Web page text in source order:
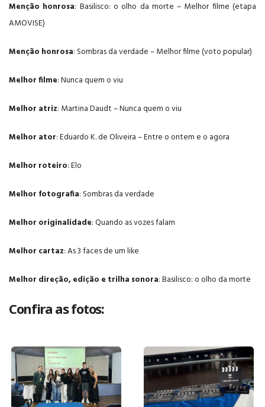
Menção honrosa: Basilisco: o olho da morte – Melhor filme (etapa
AMOVISE)
Menção honrosa: Sombras da verdade – Melhor filme (voto popular)
Melhor filme: Nunca quem o viu
Melhor atriz: Martina Daudt – Nunca quem o viu
Melhor ator: Eduardo K. de Oliveira – Entre o ontem e o agora
Melhor roteiro: Elo
Melhor fotografia: Sombras da verdade
Melhor originalidade: Quando as vozes falam
Melhor cartaz: As 3 faces de um like
Melhor direção, edição e trilha sonora: Basilisco: o olho da morte
Confira as fotos: